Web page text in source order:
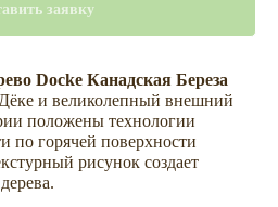
заявку
Docke Канадская Береза
Дёке и великолепный внешний
положены технологии
по горячей поверхности
рисунок создает